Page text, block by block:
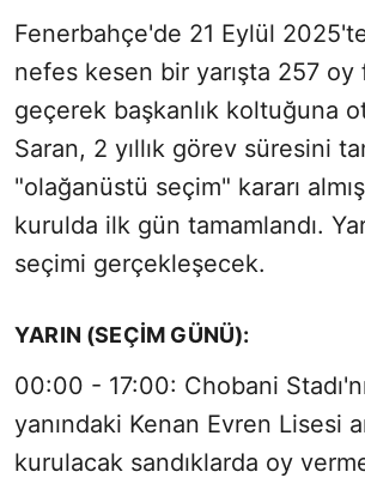
Fenerbahçe'de 21 Eylül
nefes kesen bir yarışta 257 oy
geçerek başkanlık koltuğuna
Saran, 2 yıllık görev süresini
"olağanüstü seçim" kararı
kurulda ilk gün tamamlandı.
seçimi gerçekleşecek.
YARIN (SEÇIM GÜNÜ):
00:00 - 17:00: Chobani
yanındaki Kenan Evren Lisesi
kurulacak sandıklarda oy